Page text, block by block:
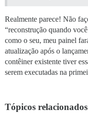
Realmente parece! Não
“reconstrução quando
como o seu, meu painel
atualização após o
contêiner existente tiver
serem executadas na
Tópicos relacionados